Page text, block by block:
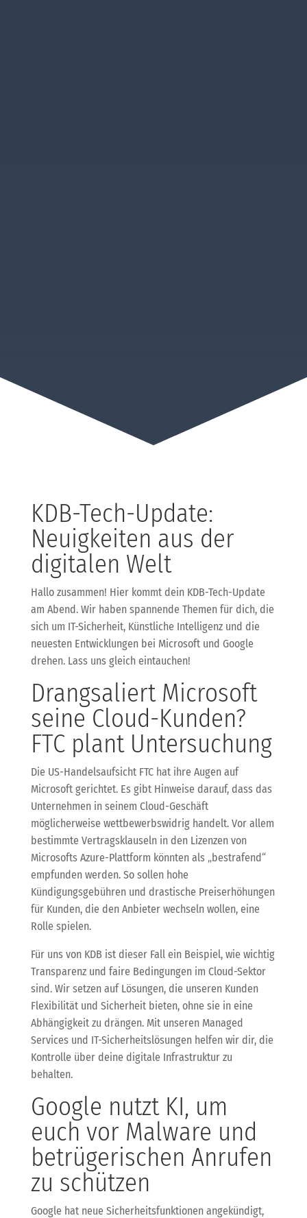
KDB-Tech-Update:
Neuigkeiten aus der
digitalen Welt
Hallo zusammen! Hier kommt dein KDB-Tech-Update
am Abend. Wir haben spannende Themen für dich, die
sich um IT-Sicherheit, Künstliche Intelligenz und die
neuesten Entwicklungen bei Microsoft und Google
drehen. Lass uns gleich eintauchen!
Drangsaliert Microsoft
seine Cloud-Kunden?
FTC plant Untersuchung
Die US-Handelsaufsicht FTC hat ihre Augen auf
Microsoft gerichtet. Es gibt Hinweise darauf, dass das
Unternehmen in seinem Cloud-Geschäft
möglicherweise wettbewerbswidrig handelt. Vor allem
bestimmte Vertragsklauseln in den Lizenzen von
Microsofts Azure-Plattform könnten als „bestrafend“
empfunden werden. So sollen hohe
Kündigungsgebühren und drastische Preiserhöhungen
für Kunden, die den Anbieter wechseln wollen, eine
Rolle spielen.
Für uns von KDB ist dieser Fall ein Beispiel, wie wichtig
Transparenz und faire Bedingungen im Cloud-Sektor
sind. Wir setzen auf Lösungen, die unseren Kunden
Flexibilität und Sicherheit bieten, ohne sie in eine
Abhängigkeit zu drängen. Mit unseren Managed
Services und IT-Sicherheitslösungen helfen wir dir, die
Kontrolle über deine digitale Infrastruktur zu
behalten.
Google nutzt KI, um
euch vor Malware und
betrügerischen Anrufen
zu schützen
Google hat neue Sicherheitsfunktionen angekündigt,